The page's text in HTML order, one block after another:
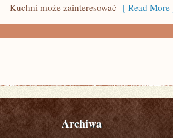
Kuchni może zainteresować [ Read More
Archiwa